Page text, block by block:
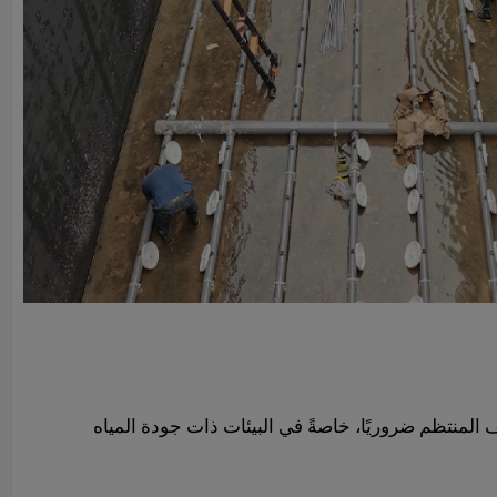
المنتظم ضروريًا، خاصةً في البيئات ذات جودة المياه